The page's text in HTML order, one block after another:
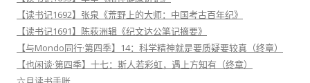
【读书记1692】张泉《荒野上的大师：中国考古百年纪》
【读书记1691】陈荻洲辑《纪文达公笔记摘要》
【与Mondo同行·第四季】14：科学精神就是要质疑要较真（终章）
【也闲谈·第四季】十七：斯人若彩虹，遇上方知有（终章）